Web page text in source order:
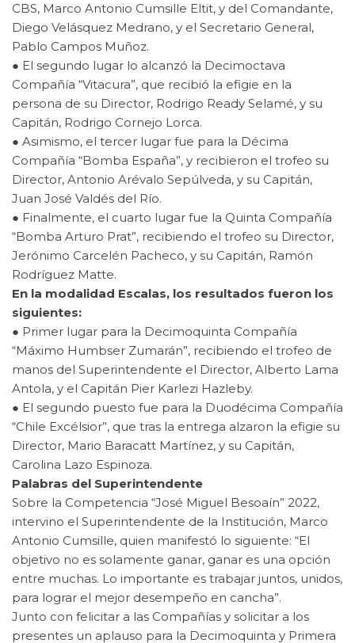
CBS, Marco Antonio Cumsille Eltit, y del Comandante,
Diego Velásquez Medrano, y el Secretario General,
Pablo Campos Muñoz.
● El segundo lugar lo alcanzó la Decimoctava
Compañía “Vitacura”, que recibió la efigie en la
persona de su Director, Rodrigo Ready Selamé, y su
Capitán, Rodrigo Cornejo Lorca.
● Asimismo, el tercer lugar fue para la Décima
Compañía “Bomba España”, y recibieron el trofeo su
Director, Antonio Arévalo Sepúlveda, y su Capitán,
Juan José Valdés del Río.
● Finalmente, el cuarto lugar fue la Quinta Compañía
“Bomba Arturo Prat”, recibiendo el trofeo su Director,
Jerónimo Carcelén Pacheco, y su Capitán, Ramón
Rodríguez Matte.
En la modalidad Escalas, los resultados fueron los
siguientes:
● Primer lugar para la Decimoquinta Compañía
“Máximo Humbser Zumarán”, recibiendo el trofeo de
manos del Superintendente el Director, Alberto Lama
Antola, y el Capitán Pier Karlezi Hazleby.
● El segundo puesto fue para la Duodécima Compañía
“Chile Excélsior”, que tras la entrega alzaron la efigie su
Director, Mario Baracatt Martínez, y su Capitán,
Carolina Lazo Espinoza.
Palabras del Superintendente
Sobre la Competencia “José Miguel Besoaín” 2022,
intervino el Superintendente de la Institución, Marco
Antonio Cumsille, quien manifestó lo siguiente: “El
objetivo no es solamente ganar, ganar es una opción
entre muchas. Lo importante es trabajar juntos, unidos,
para lograr el mejor desempeño en cancha”.
Junto con felicitar a las Compañías y solicitar a los
presentes un aplauso para la Decimoquinta y Primera